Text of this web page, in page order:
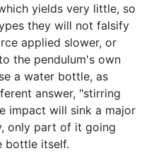
yields very little, so
they will not falsify
applied slower, or
the pendulum's own
a water bottle, as
answer, "stirring
impact will sink a major
only part of it going
bottle itself.